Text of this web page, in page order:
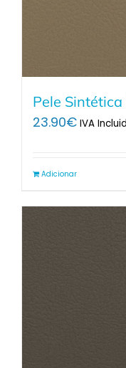
Pele
23.90€ IVA
Adicionar